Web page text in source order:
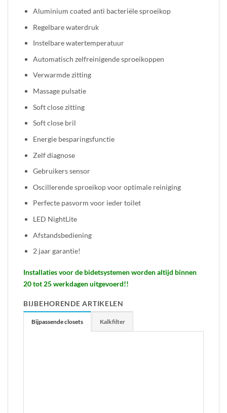
Aluminium coated anti bacteriële sproeikop
Regelbare waterdruk
Instelbare watertemperatuur
Automatisch zelfreinigende sproeikoppen
Verwarmde zitting
Massage pulsatie
Soft close zitting
Soft close bril
Energie besparingsfunctie
Zelf diagnose
Gebruikers sensor
Oscillerende sproeikop voor optimale reiniging
Perfecte pasvorm voor ieder toilet
LED NightLite
Afstandsbediening
2 jaar garantie!
Installaties voor de bidetsystemen worden altijd binnen
20 tot 25 werkdagen uitgevoerd!!
BIJBEHORENDE ARTIKELEN
Bijpassende closets Kalkfilter